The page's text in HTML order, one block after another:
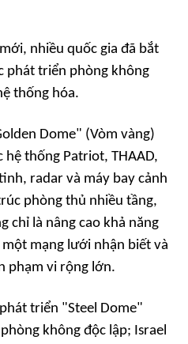
nhiều quốc gia đã bắt
phát triển phòng không
thống hóa.
Dome" (Vòm vàng)
thống Patriot, THAAD,
radar và máy bay cảnh
phòng thủ nhiều tầng,
chỉ là nâng cao khả năng
mạng lưới nhận biết và
phạm vi rộng lớn.
triển "Steel Dome"
không độc lập; Israel